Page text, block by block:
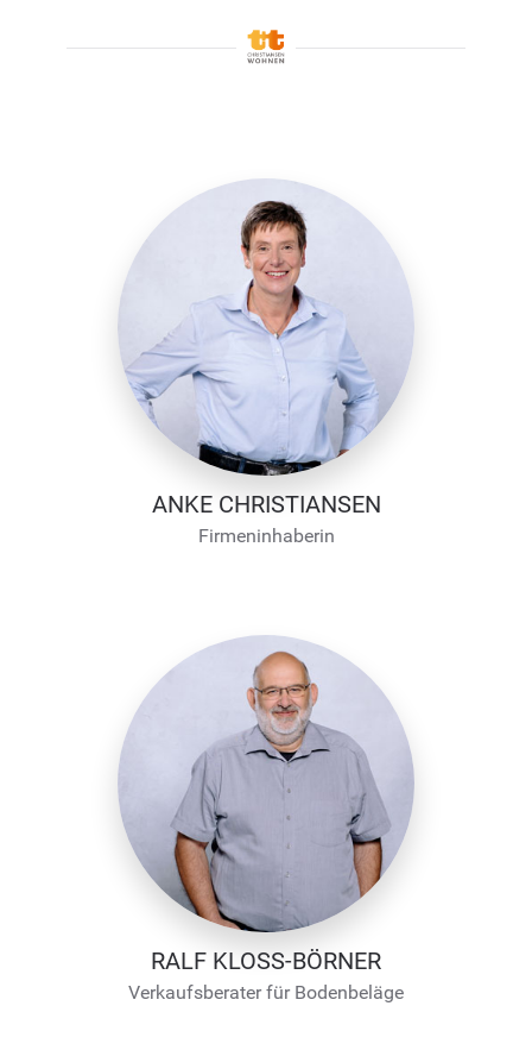
ANKE CHRISTIANSEN
Firmeninhaberin
RALF KLOSS-BÖRNER
Verkaufsberater für Bodenbeläge